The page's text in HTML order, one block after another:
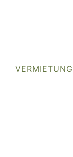
VERMIETUNG